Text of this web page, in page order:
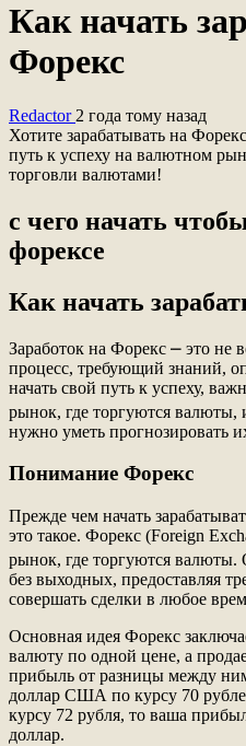
Как начать
Форекс
Redactor 2 года тому назад
Хотите зарабатывать на
путь к успеху на валютном
торговли валютами!
с чего начать
форексе
Как начать
Заработок на Форекс ⎼ это не
процесс, требующий знаний,
начать свой путь к успеху,
рынок, где торгуются валюты,
нужно уметь прогнозировать
Понимание Форекс
Прежде чем начать
это такое. Форекс (Foreign
рынок, где торгуются валюты.
без выходных, предоставляя
совершать сделки в любое
Основная идея Форекс
валюту по одной цене, а
прибыль от разницы между
доллар США по курсу 70
курсу 72 рубля, то ваша
доллар.